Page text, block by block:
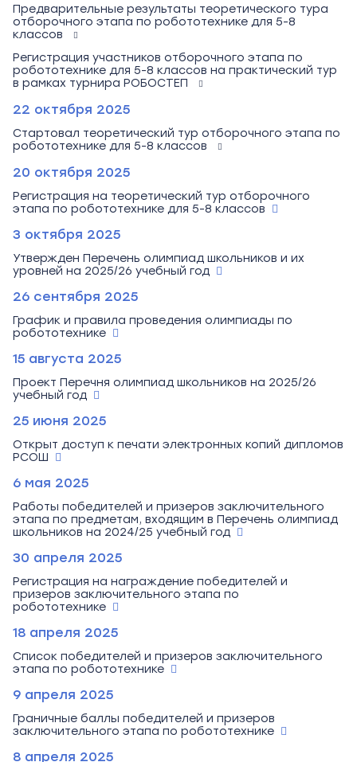
Предварительные результаты теоретического тура
отборочного этапа по робототехнике для 5-8
классов
Регистрация участников отборочного этапа по
робототехнике для 5-8 классов на практический тур
в рамках турнира РОБОСТЕП
22 октября 2025
Стартовал теоретический тур отборочного этапа по
робототехнике для 5-8 классов
20 октября 2025
Регистрация на теоретический тур отборочного
этапа по робототехнике для 5-8 классов
3 октября 2025
Утвержден Перечень олимпиад школьников и их
уровней на 2025/26 учебный год
26 сентября 2025
График и правила проведения олимпиады по
робототехнике
15 августа 2025
Проект Перечня олимпиад школьников на 2025/26
учебный год
25 июня 2025
Открыт доступ к печати электронных копий дипломов
РСОШ
6 мая 2025
Работы победителей и призеров заключительного
этапа по предметам, входящим в Перечень олимпиад
школьников на 2024/25 учебный год
30 апреля 2025
Регистрация на награждение победителей и
призеров заключительного этапа по
робототехнике
18 апреля 2025
Список победителей и призеров заключительного
этапа по робототехнике
9 апреля 2025
Граничные баллы победителей и призеров
заключительного этапа по робототехнике
8 апреля 2025